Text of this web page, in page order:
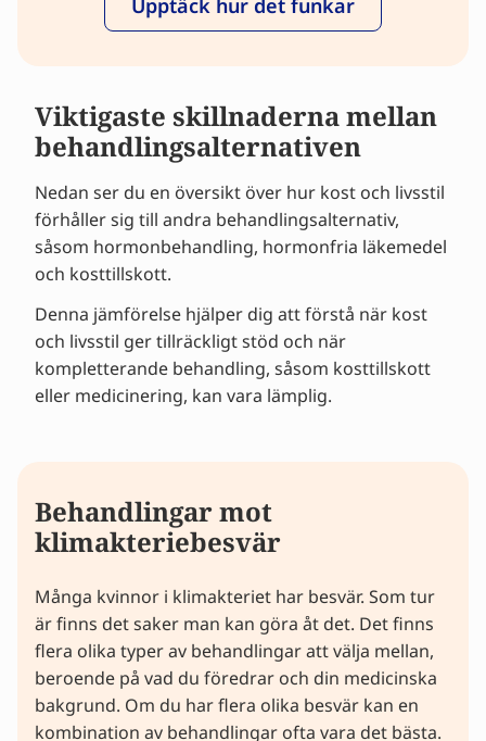
Upptäck hur det funkar
Viktigaste skillnaderna mellan
behandlingsalternativen
Nedan ser du en översikt över hur kost och livsstil
förhåller sig till andra behandlingsalternativ,
såsom hormonbehandling, hormonfria läkemedel
och kosttillskott.
Denna jämförelse hjälper dig att förstå när kost
och livsstil ger tillräckligt stöd och när
kompletterande behandling, såsom kosttillskott
eller medicinering, kan vara lämplig.
Behandlingar mot
klimakteriebesvär
Många kvinnor i klimakteriet har besvär. Som tur
är finns det saker man kan göra åt det. Det finns
flera olika typer av behandlingar att välja mellan,
beroende på vad du föredrar och din medicinska
bakgrund. Om du har flera olika besvär kan en
kombination av behandlingar ofta vara det bästa.